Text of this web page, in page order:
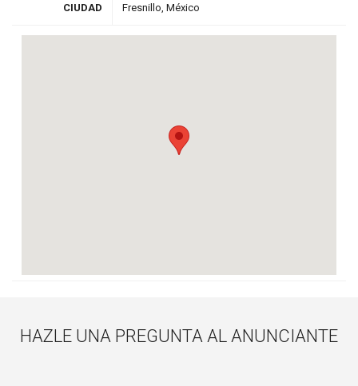
CIUDAD Fresnillo, México
HAZLE UNA PREGUNTA AL ANUNCIANTE